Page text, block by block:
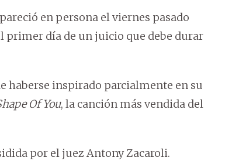
en persona el viernes pasado
primer día de un juicio que debe durar
haberse inspirado parcialmente en su
Of You, la canción más vendida del
por el juez Antony Zacaroli.